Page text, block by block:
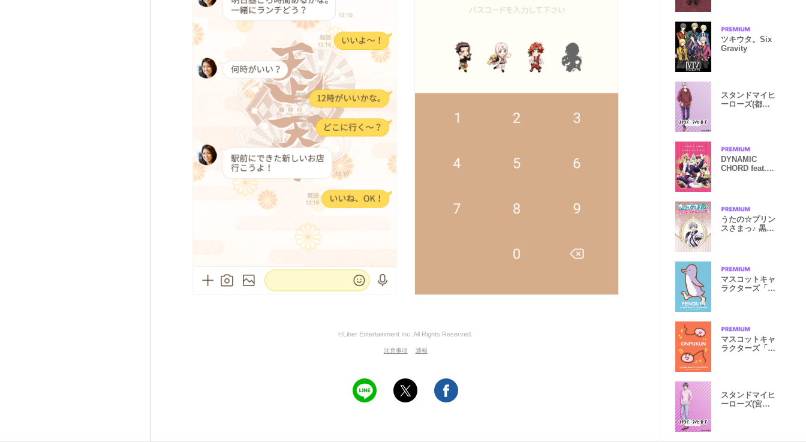
©Liber Entertainment Inc. All Rights Reserved.
注意事項 通報
ツキウタ。Six
Gravity
スタンドマイヒ
ーローズ(都築
DYNAMIC
CHORD feat.
うたの☆プリン
スさまっ♪ 黒崎
マスコットキャ
ラクターズ「ペ
マスコットキャ
ラクターズ「お
スタンドマイヒ
ーローズ(宮瀬